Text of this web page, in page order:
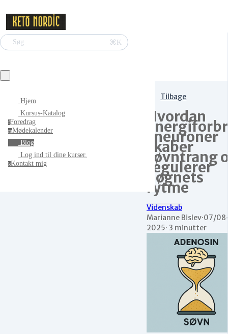
Søg ⌘K
Hjem
Kursus-Katalog
fForedrag
mMødekalender
Blog
Log ind til dine kurser.
kKontakt mig
Tilbage
Hvordan
i neuroner
skaber
søvntrang
regulerer
døgnets
rytme
Videnskab
Marianne Bislev·07/
2025· 3 minutter